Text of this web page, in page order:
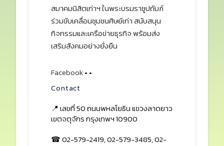
สมาคมนิสิตเก่าฯ ในพระบรมราชูปถัมภ์
ร่วมขับเคลื่อนชุมชนศิษย์เก่า สนับสนุน
กิจกรรมและเครือข่ายธุรกิจ พร้อมส่ง
เสริมสังคมอย่างยั่งยืน
Facebook• •
Contact
📍 เลขที่ 50 ถนนพหลโยธิน แขวงลาดยาว
เขตจตุจักร กรุงเทพฯ 10900
☎ 02-579-2419, 02-579-3485, 02-